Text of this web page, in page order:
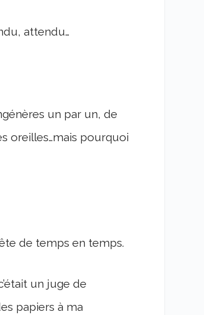
attendu…
un par un, de
oreilles…mais pourquoi
de temps en temps.
un juge de
papiers à ma